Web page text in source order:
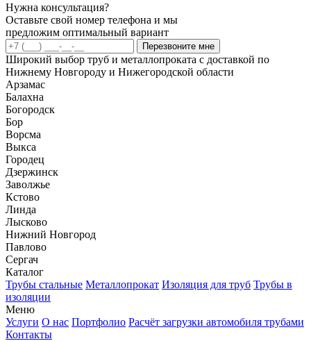
Нужна консультация?
Оставьте свой номер телефона и мы
предложим оптимальный вариант
Перезвоните мне
Широкий выбор труб и металлопроката с доставкой по
Нижнему Новгороду и Нижегородской области
Арзамас
Балахна
Богородск
Бор
Ворсма
Выкса
Городец
Дзержинск
Заволжье
Кстово
Линда
Лысково
Нижний Новгород
Павлово
Сергач
Каталог
Трубы стальные Металлопрокат Изоляция для труб Трубы в
изоляции
Меню
Услуги О нас Портфолио Расчёт загрузки автомобиля трубами
Контакты